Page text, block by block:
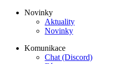
Novinky
Aktuality
Novinky
Komunikace
Chat (Discord)